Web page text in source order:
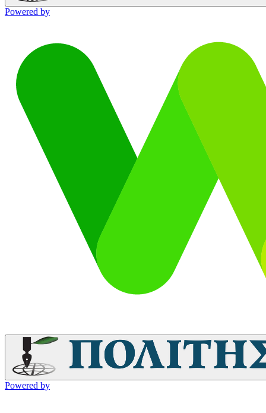
Powered by
Powered by